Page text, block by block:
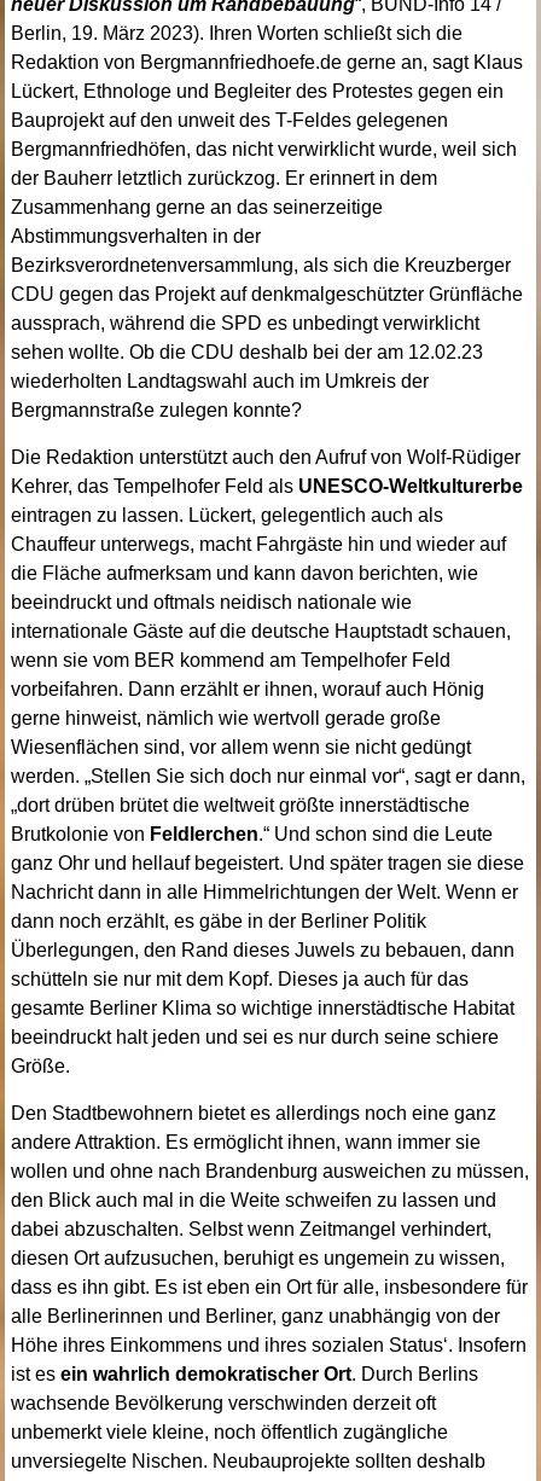
Berlin, 19. März 2023). Ihren Worten schließt sich die
Redaktion von Bergmannfriedhoefe.de gerne an, sagt Klaus
Lückert, Ethnologe und Begleiter des Protestes gegen ein
Bauprojekt auf den unweit des T-Feldes gelegenen
Bergmannfriedhöfen, das nicht verwirklicht wurde, weil sich
der Bauherr letztlich zurückzog. Er erinnert in dem
Zusammenhang gerne an das seinerzeitige
Abstimmungsverhalten in der
Bezirksverordnetenversammlung, als sich die Kreuzberger
CDU gegen das Projekt auf denkmalgeschützter Grünfläche
aussprach, während die SPD es unbedingt verwirklicht
sehen wollte. Ob die CDU deshalb bei der am 12.02.23
wiederholten Landtagswahl auch im Umkreis der
Bergmannstraße zulegen konnte?
Die Redaktion unterstützt auch den Aufruf von Wolf-Rüdiger
Kehrer, das Tempelhofer Feld als UNESCO-Weltkulturerbe
eintragen zu lassen. Lückert, gelegentlich auch als
Chauffeur unterwegs, macht Fahrgäste hin und wieder auf
die Fläche aufmerksam und kann davon berichten, wie
beeindruckt und oftmals neidisch nationale wie
internationale Gäste auf die deutsche Hauptstadt schauen,
wenn sie vom BER kommend am Tempelhofer Feld
vorbeifahren. Dann erzählt er ihnen, worauf auch Hönig
gerne hinweist, nämlich wie wertvoll gerade große
Wiesenflächen sind, vor allem wenn sie nicht gedüngt
werden. „Stellen Sie sich doch nur einmal vor“, sagt er dann,
„dort drüben brütet die weltweit größte innerstädtische
Brutkolonie von Feldlerchen.“ Und schon sind die Leute
ganz Ohr und hellauf begeistert. Und später tragen sie diese
Nachricht dann in alle Himmelrichtungen der Welt. Wenn er
dann noch erzählt, es gäbe in der Berliner Politik
Überlegungen, den Rand dieses Juwels zu bebauen, dann
schütteln sie nur mit dem Kopf. Dieses ja auch für das
gesamte Berliner Klima so wichtige innerstädtische Habitat
beeindruckt halt jeden und sei es nur durch seine schiere
Größe.
Den Stadtbewohnern bietet es allerdings noch eine ganz
andere Attraktion. Es ermöglicht ihnen, wann immer sie
wollen und ohne nach Brandenburg ausweichen zu müssen,
den Blick auch mal in die Weite schweifen zu lassen und
dabei abzuschalten. Selbst wenn Zeitmangel verhindert,
diesen Ort aufzusuchen, beruhigt es ungemein zu wissen,
dass es ihn gibt. Es ist eben ein Ort für alle, insbesondere für
alle Berlinerinnen und Berliner, ganz unabhängig von der
Höhe ihres Einkommens und ihres sozialen Status‘. Insofern
ist es ein wahrlich demokratischer Ort. Durch Berlins
wachsende Bevölkerung verschwinden derzeit oft
unbemerkt viele kleine, noch öffentlich zugängliche
unversiegelte Nischen. Neubauprojekte sollten deshalb